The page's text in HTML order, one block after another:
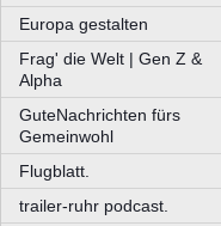
Europa gestalten
Frag' die Welt | Gen Z &
Alpha
GuteNachrichten fürs
Gemeinwohl
Flugblatt.
trailer-ruhr podcast.